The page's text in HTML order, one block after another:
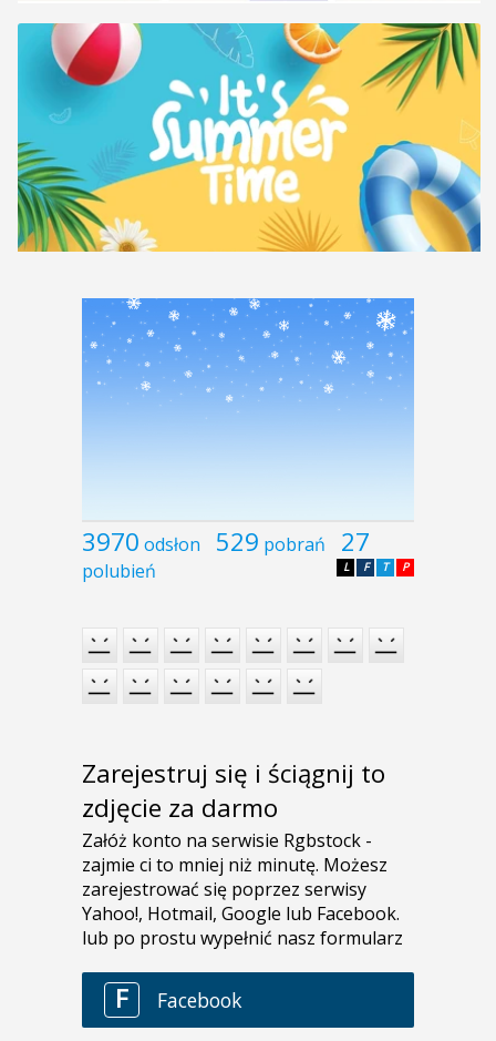
3970 odsłon 529 pobrań 27
polubień P
T
F
L
Zarejestruj się i ściągnij to
zdjęcie za darmo